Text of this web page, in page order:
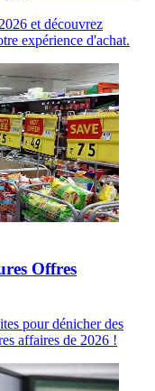
et découvrez
expérience d'achat.
Offres
pour dénicher des
affaires de 2026 !